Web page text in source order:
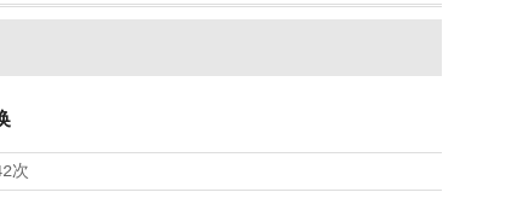
次